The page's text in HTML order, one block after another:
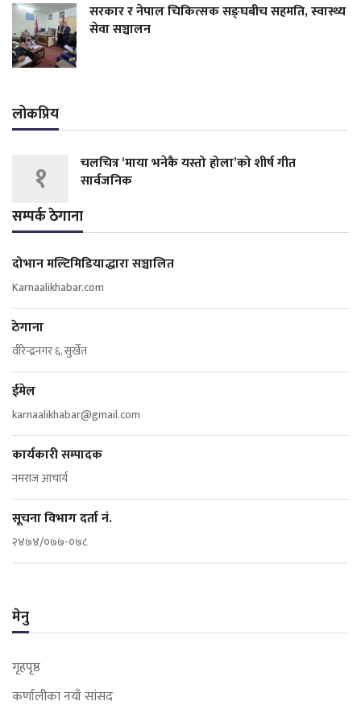
सरकार र नेपाल चिकित्सक सङ्घबीच सहमति, स्वास्थ्य
सेवा सञ्चालन
लोकप्रिय
१
चलचित्र ‘माया भनेकै यस्तो होला’को शीर्ष गीत
सार्वजनिक
सम्पर्क ठेगाना
दोभान मल्टिमिडियाद्धारा सञ्चालित
Karnaalikhabar.com
ठेगाना
वीरेन्द्रनगर ६, सुर्खेत
ईमेल
karnaalikhabar@gmail.com
कार्यकारी सम्पादक
नमराज आचार्य
सूचना विभाग दर्ता नं.
२४७४/०७७-०७८
मेनु
गृहपृष्ठ
कर्णालीका नयाँ सांसद